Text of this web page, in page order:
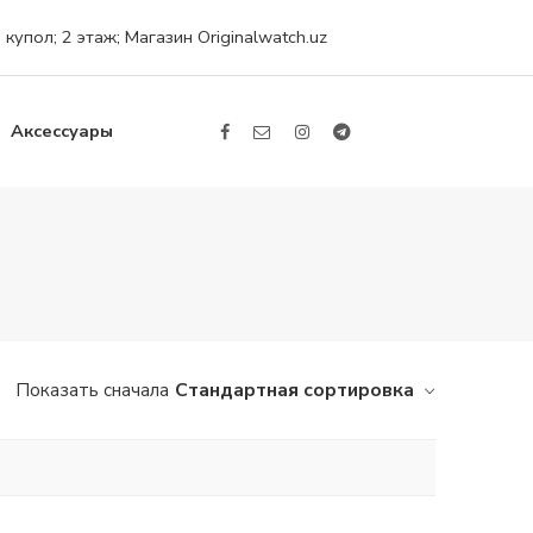
2 этаж; Магазин Originalwatch.uz
Аксессуары
Показать сначала Стандартная сортировка